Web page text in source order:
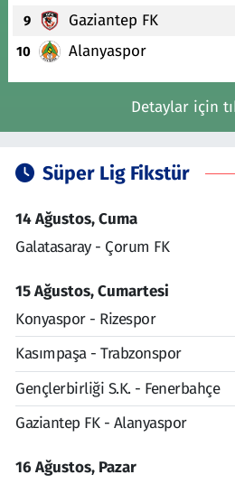
9 Gaziantep FK
10 Alanyaspor
Detaylar için
Süper Lig Fikstür
14 Ağustos, Cuma
Galatasaray - Çorum FK
15 Ağustos, Cumartesi
Konyaspor - Rizespor
Kasımpaşa - Trabzonspor
Gençlerbirliği S.K. - Fenerbahçe
Gaziantep FK - Alanyaspor
16 Ağustos, Pazar